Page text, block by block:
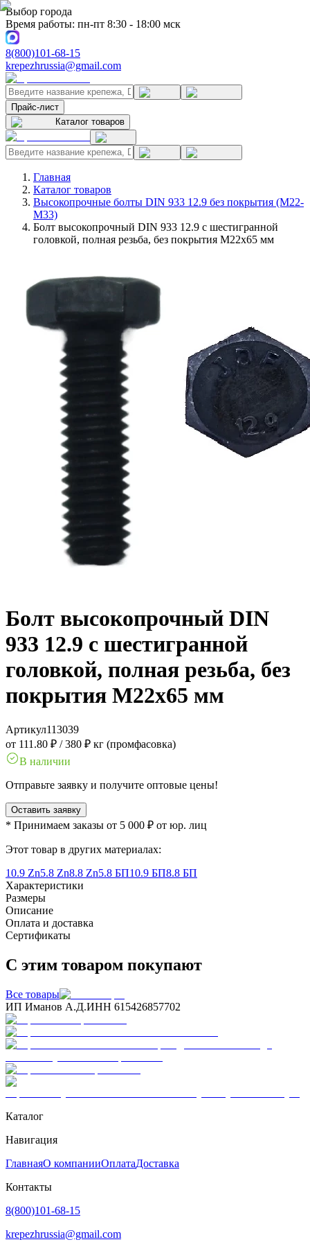
Выбор города
Время работы: пн-пт 8:30 - 18:00 мск
8(800)101-68-15
krepezhrussia@gmail.com
Прайс-лист
Каталог товаров
Главная
Каталог товаров
Высокопрочные болты DIN 933 12.9 без покрытия (M22-
M33)
Болт высокопрочный DIN 933 12.9 с шестигранной
головкой, полная резьба, без покрытия M22x65 мм
Болт высокопрочный DIN
933 12.9 с шестигранной
головкой, полная резьба, без
покрытия M22x65 мм
Артикул113039
от 111.80 ₽ /380 ₽ кг (промфасовка)
В наличии
Отправьте заявку и получите оптовые цены!
Оставить заявку
* Принимаем заказы от 5 000 ₽ от юр. лиц
Этот товар в других материалах:
10.9 Zn5.8 Zn8.8 Zn5.8 БП10.9 БП8.8 БП
Характеристики
Размеры
Описание
Оплата и доставка
Сертификаты
С этим товаром покупают
Все товары
ИП Иманов А.Д.ИНН 615426857702
Каталог
Навигация
ГлавнаяО компанииОплатаДоставка
Контакты
8(800)101-68-15
krepezhrussia@gmail.com